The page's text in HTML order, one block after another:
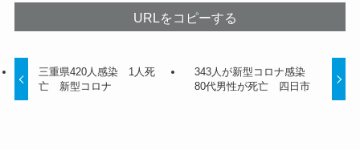
URLをコピーする
三重県420人感染 1人死
亡 新型コロナ
343人が新型コロナ感染
80代男性が死亡 四日市